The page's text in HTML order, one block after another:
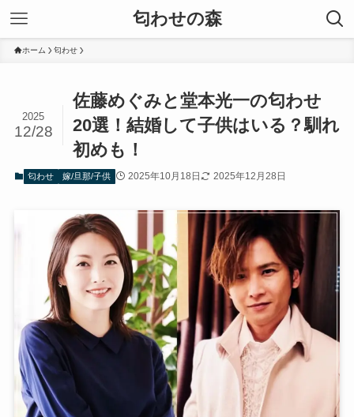
匂わせの森
ホーム 匂わせ
佐藤めぐみと堂本光一の匂わせ
20選！結婚して子供はいる？馴れ
初めも！
2025
12/28
匂わせ 嫁/旦那/子供 2025年10月18日 2025年12月28日